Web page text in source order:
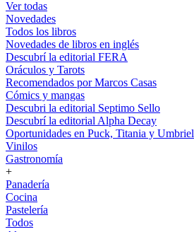
Ver todas
Novedades
Todos los libros
Novedades de libros en inglés
Descubrí la editorial FERA
Oráculos y Tarots
Recomendados por Marcos Casas
Cómics y mangas
Descubri la editorial Septimo Sello
Descubrí la editorial Alpha Decay
Oportunidades en Puck, Titania y Umbriel
Vinilos
Gastronomía
+
Panadería
Cocina
Pastelería
Todos